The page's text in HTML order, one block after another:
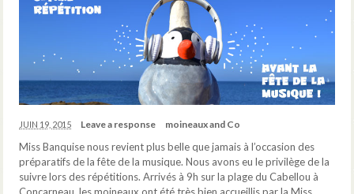
JUIN 19, 2015 Leave a response moineaux and Co
Miss Banquise nous revient plus belle que jamais à l’occasion des
préparatifs de la fête de la musique. Nous avons eu le privilège de la
suivre lors des répétitions. Arrivés à 9h sur la plage du Cabellou à
Concarneau, les moineaux ont été très bien accueillis par la Miss